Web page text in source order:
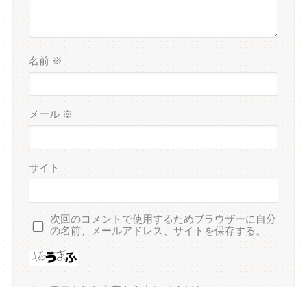
名前 ※
メール ※
サイト
次回のコメントで使用するためブラウザーに自分
の名前、メールアドレス、サイトを保存する。